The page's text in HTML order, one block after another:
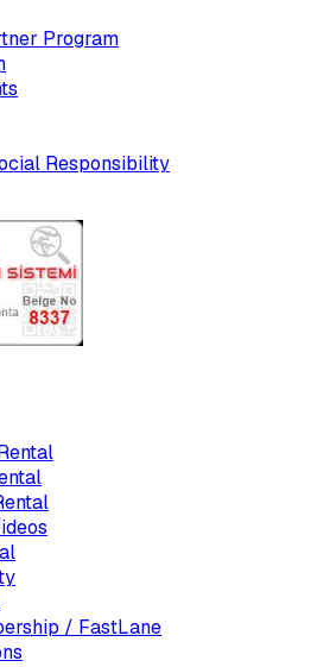
Program
Responsibility
/ FastLane